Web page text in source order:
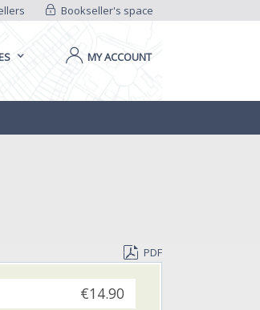
Bookseller's space
MY ACCOUNT
PDF
€14.90